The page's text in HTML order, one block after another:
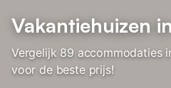
Vakantiehuizen
Vergelijk 89 accommodaties
voor de beste prijs!